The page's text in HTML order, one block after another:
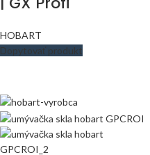
HOBART
Dopytovať produkt